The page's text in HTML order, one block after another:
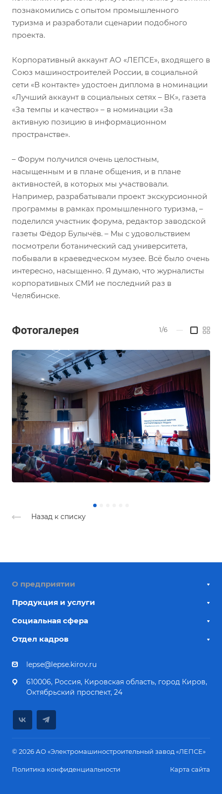
познакомились с опытом промышленного
туризма и разработали сценарии подобного
проекта.
Корпоративный аккаунт АО «ЛЕПСЕ», входящего в
Союз машиностроителей России, в социальной
сети «В контакте» удостоен диплома в номинации
«Лучший аккаунт в социальных сетях – ВК», газета
«За темпы и качество» – в номинации «За
активную позицию в информационном
пространстве».
– Форум получился очень целостным,
насыщенным и в плане общения, и в плане
активностей, в которых мы участвовали.
Например, разрабатывали проект экскурсионной
программы в рамках промышленного туризма, –
поделился участник форума, редактор заводской
газеты Фёдор Булычёв. – Мы с удовольствием
посмотрели ботанический сад университета,
побывали в краеведческом музее. Всё было очень
интересно, насыщенно. Я думаю, что журналисты
корпоративных СМИ не последний раз в
Челябинске.
Фотогалерея 1/6 —
Назад к списку
О предприятии
Продукция и услуги
Социальная сфера
Отдел кадров
lepse@lepse.kirov.ru
610006, Россия, Кировская область, город Киров,
Октябрьский проспект, 24
© 2026 АО «Электромашиностроительный завод «ЛЕПСЕ»
Политика конфиденциальности Карта сайта